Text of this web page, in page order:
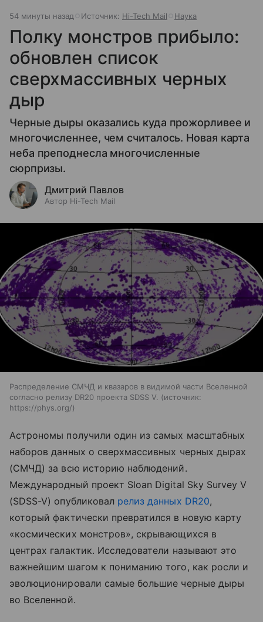
54 минуты назад Источник: Hi-Tech Mail Наука
Полку монстров прибыло:
обновлен список
сверхмассивных черных
дыр
Черные дыры оказались куда прожорливее и
многочисленнее, чем считалось. Новая карта
неба преподнесла многочисленные
сюрпризы.
Дмитрий Павлов
Автор Hi-Tech Mail
Распределение СМЧД и квазаров в видимой части Вселенной
согласно релизу DR20 проекта SDSS V.
источник:
https://phys.org/
Астрономы получили один из самых масштабных
наборов данных о сверхмассивных черных дырах
(СМЧД) за всю историю наблюдений.
Международный проект Sloan Digital Sky Survey V
(SDSS-V) опубликовал релиз данных DR20,
который фактически превратился в новую карту
«космических монстров», скрывающихся в
центрах галактик. Исследователи называют это
важнейшим шагом к пониманию того, как росли и
эволюционировали самые большие черные дыры
во Вселенной.